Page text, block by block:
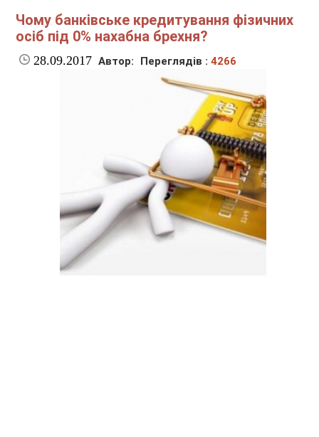
Чому банківське кредитування фізичних
осіб під 0% нахабна брехня?
28.09.2017 Автор: Переглядів :4266